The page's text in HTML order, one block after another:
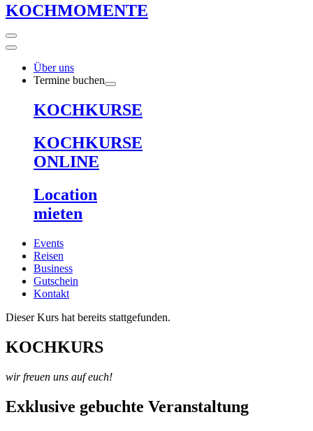
KOCHMOMENTE
Über uns
Termine buchen
KOCHKURSE
KOCHKURSE
ONLINE
Location
mieten
Events
Reisen
Business
Gutschein
Kontakt
Dieser Kurs hat bereits stattgefunden.
KOCHKURS
wir freuen uns auf euch!
Exklusive gebuchte Veranstaltung